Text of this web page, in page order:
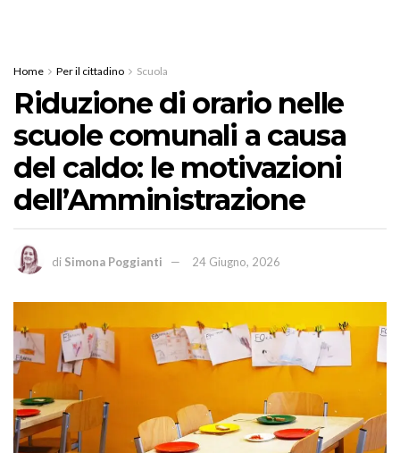
Home Per il cittadino Scuola
Riduzione di orario nelle
scuole comunali a causa
del caldo: le motivazioni
dell’Amministrazione
di Simona Poggianti 24 Giugno, 2026